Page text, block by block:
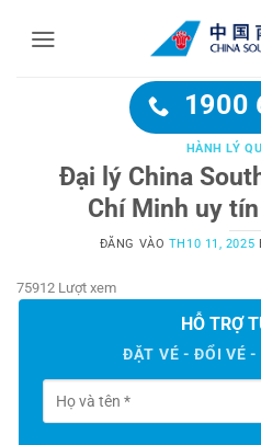
1900
HÀNH LÝ
Đại lý China
Chí Minh uy
ĐĂNG VÀO TH10 11, 2025
75912 Lượt xem
HỖ TRỢ
ĐẶT VÉ - ĐỔI VÉ -